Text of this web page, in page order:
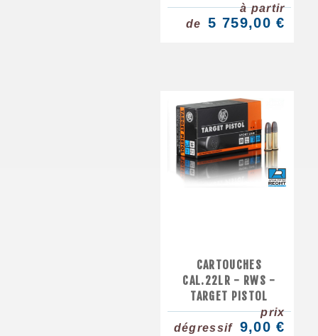
à partir
de
5 759,00 €
CARTOUCHES
CAL.22LR - RWS -
TARGET PISTOL
prix
dégressif
9,00 €